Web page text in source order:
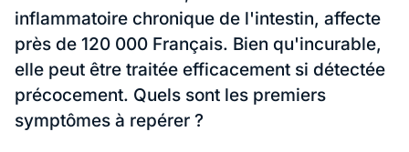
inflammatoire chronique de l'intestin, affecte
près de 120 000 Français. Bien qu'incurable,
elle peut être traitée efficacement si détectée
précocement. Quels sont les premiers
symptômes à repérer ?